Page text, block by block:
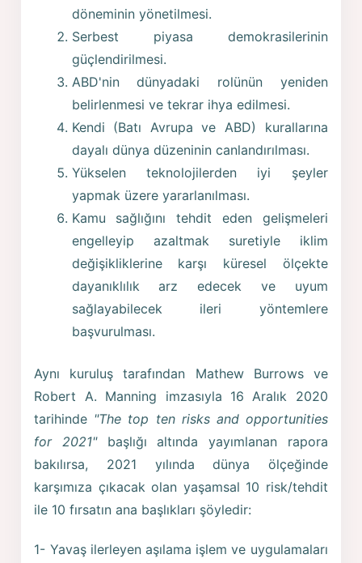
döneminin yönetilmesi.
Serbest piyasa demokrasilerinin
güçlendirilmesi.
ABD'nin dünyadaki rolünün yeniden
belirlenmesi ve tekrar ihya edilmesi.
Kendi (Batı Avrupa ve ABD) kurallarına
dayalı dünya düzeninin canlandırılması.
Yükselen teknolojilerden iyi şeyler
yapmak üzere yararlanılması.
Kamu sağlığını tehdit eden gelişmeleri
engelleyip azaltmak suretiyle iklim
değişikliklerine karşı küresel ölçekte
dayanıklılık arz edecek ve uyum
sağlayabilecek ileri yöntemlere
başvurulması.
Aynı kuruluş tarafından Mathew Burrows ve
Robert A. Manning imzasıyla 16 Aralık 2020
tarihinde "The top ten risks and opportunities
for 2021"başlığı altında yayımlanan rapora
bakılırsa, 2021 yılında dünya ölçeğinde
karşımıza çıkacak olan yaşamsal 10 risk/tehdit
ile 10 fırsatın ana başlıkları şöyledir:
1- Yavaş ilerleyen aşılama işlem ve uygulamaları